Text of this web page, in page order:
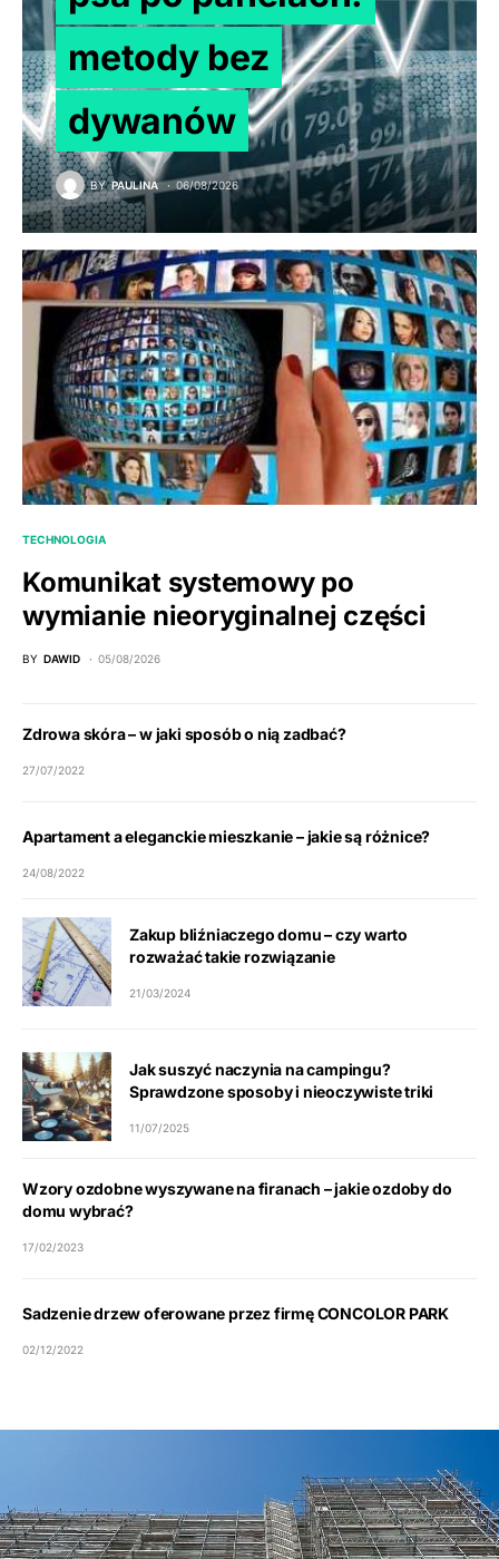
metody bez
dywanów
BY PAULINA 06/08/2026
TECHNOLOGIA
Komunikat systemowy po
wymianie nieoryginalnej części
BY DAWID 05/08/2026
Zdrowa skóra – w jaki sposób o nią zadbać?
27/07/2022
Apartament a eleganckie mieszkanie – jakie są różnice?
24/08/2022
Zakup bliźniaczego domu – czy warto
rozważać takie rozwiązanie
21/03/2024
Jak suszyć naczynia na campingu?
Sprawdzone sposoby i nieoczywiste triki
11/07/2025
Wzory ozdobne wyszywane na firanach – jakie ozdoby do
domu wybrać?
17/02/2023
Sadzenie drzew oferowane przez firmę CONCOLOR PARK
02/12/2022